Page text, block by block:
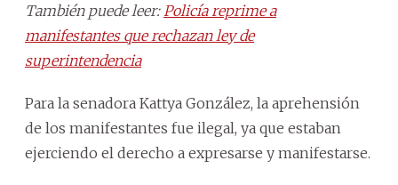
También puede leer: Policía reprime a
manifestantes que rechazan ley de
superintendencia
Para la senadora Kattya González, la aprehensión
de los manifestantes fue ilegal, ya que estaban
ejerciendo el derecho a expresarse y manifestarse.